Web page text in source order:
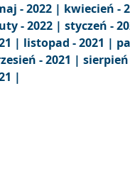
- 2022 | kwiecień -
- 2022 | styczeń -
| listopad - 2021 |
- 2021 | sierpień
|